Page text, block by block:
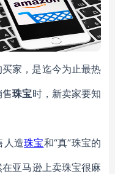
家，是迄今为止最热
售珠宝时，新卖家要知
人造珠宝和“真”珠宝的
亚马逊上卖珠宝很麻